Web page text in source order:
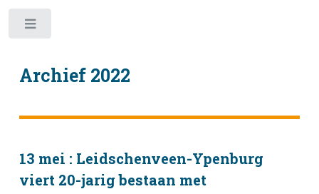
Archief 2022
13 mei : Leidschenveen-Ypenburg
viert 20-jarig bestaan met